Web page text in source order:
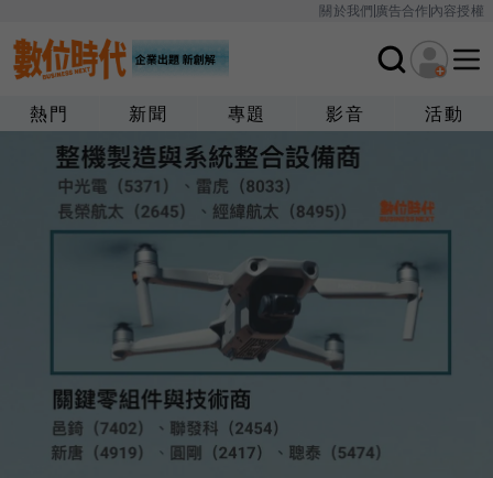
關於我們廣告合作內容授權
熱門 新聞 專題 影音 活動